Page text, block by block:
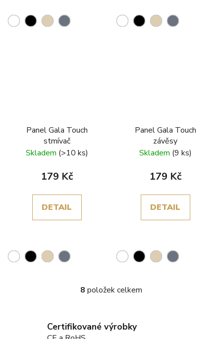
Panel Gala Touch
stmívač
Skladem (>10 ks)
179 Kč
DETAIL
Panel Gala Touch
závěsy
Skladem (9 ks)
179 Kč
DETAIL
O
á
8 položek celkem
Certifikované výrobky